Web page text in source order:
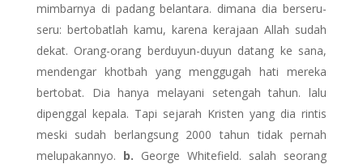
mimbarnya di padang belantara. dimana dia berseru-
seru: bertobatlah kamu, karena kerajaan Allah sudah
dekat. Orang-orang berduyun-duyun datang ke sana,
mendengar khotbah yang menggugah hati mereka
bertobat. Dia hanya melayani setengah tahun. lalu
dipenggal kepala. Tapi sejarah Kristen yang dia rintis
meski sudah berlangsung 2000 tahun tidak pernah
melupakannyo. b. George Whitefield. salah seorang